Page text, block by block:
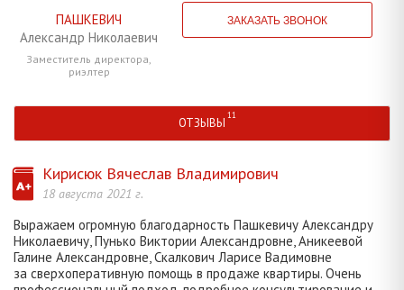
ПАШКЕВИЧ
Александр Николаевич
Заместитель директора,
риэлтер
ОТЗЫВЫ
Кирисюк Вячеслав Владимирович
18 августа 2021 г.
Выражаем огромную благодарность Пашкевичу Александру
Николаевичу, Пунько Виктории Александровне, Аникеевой
Галине Александровне, Скалкович Ларисе Вадимовне
за сверхоперативную помощь в продаже квартиры. Очень